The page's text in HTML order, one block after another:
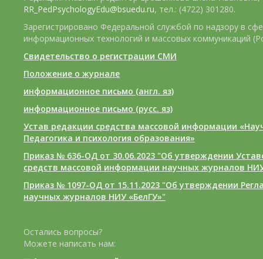
RR_PedPsychologyEdu@bsuedu.ru, тел.: (4722) 301280.
Зарегистрировано Федеральной службой по надзору в
информационных технологий и массовых коммуникаций
Свидетельство о регистрации СМИ
Положение о журнале
информационное письмо (англ. яз)
информационное письмо (русс. яз)
Устав редакции средства массовой информации
Педагогика и психология образования»
Приказ № 636-ОД от 30.06.2023 "Об утверждении
средств массовой информации научных журналов
Приказ № 1097-ОД от 15.11.2023 "Об утверждении
научных журналов НИУ «БелГУ»"
Остались вопросы?
Можете написать нам: